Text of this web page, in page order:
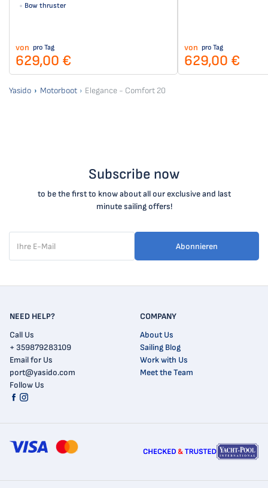
Bow thruster
von pro Tag
629,00 €
von pro Tag
629,00 €
Yasido Motorboot Elegance - Comfort 20
Subscribe now
to be the first to know about all our exclusive and last
minute sailing offers!
Abonnieren
NEED HELP?
Call Us
+ 359879283109
Email for Us
port@yasido.com
Follow Us
COMPANY
About Us
Sailing Blog
Work with Us
Meet the Team